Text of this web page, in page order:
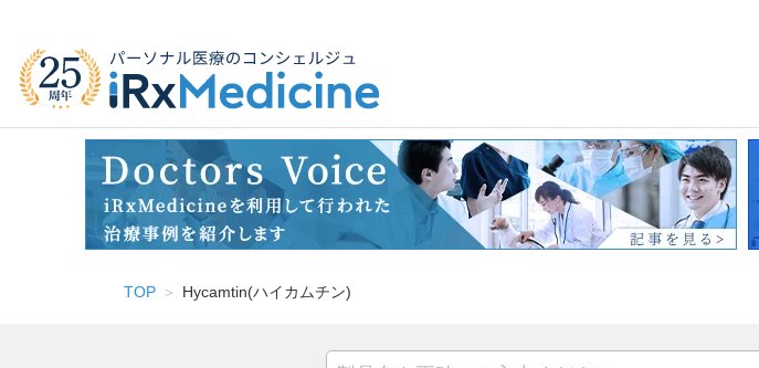
TOP Hycamtin(ハイカムチン)